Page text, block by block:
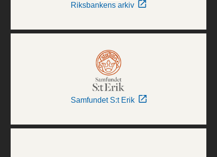
Riksbankens arkiv
Samfundet S:t Erik